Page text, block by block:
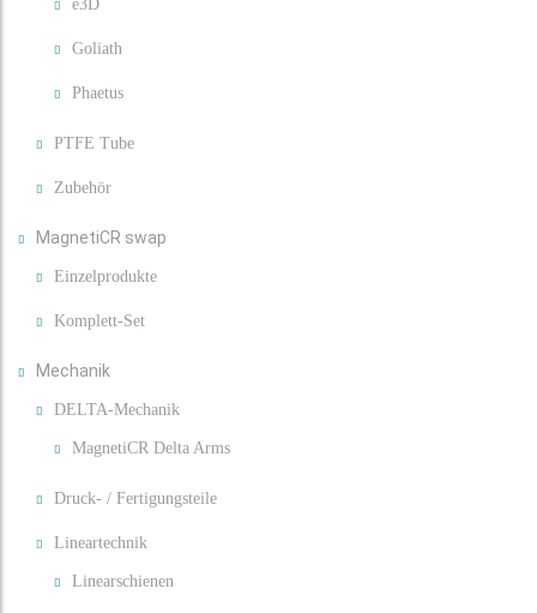
e3D
Goliath
Phaetus
PTFE Tube
Zubehör
MagnetiCR swap
Einzelprodukte
Komplett-Set
Mechanik
DELTA-Mechanik
MagnetiCR Delta Arms
Druck- / Fertigungsteile
Lineartechnik
Linearschienen